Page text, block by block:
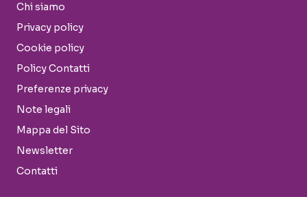
Chi siamo
Privacy policy
Cookie policy
Policy Contatti
Preferenze privacy
Note legali
Mappa del Sito
Newsletter
Contatti